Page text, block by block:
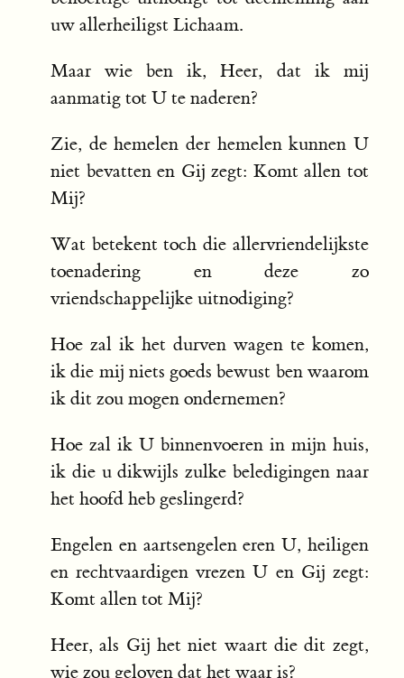
uw allerheiligst Lichaam.
Maar wie ben ik, Heer, dat ik mij
aanmatig tot U te naderen?
Zie, de hemelen der hemelen kunnen U
niet bevatten en Gij zegt: Komt allen tot
Mij?
Wat betekent toch die allervriendelijkste
toenadering en deze zo
vriendschappelijke uitnodiging?
Hoe zal ik het durven wagen te komen,
ik die mij niets goeds bewust ben waarom
ik dit zou mogen ondernemen?
Hoe zal ik U binnenvoeren in mijn huis,
ik die u dikwijls zulke beledigingen naar
het hoofd heb geslingerd?
Engelen en aartsengelen eren U, heiligen
en rechtvaardigen vrezen U en Gij zegt:
Komt allen tot Mij?
Heer, als Gij het niet waart die dit zegt,
wie zou geloven dat het waar is?